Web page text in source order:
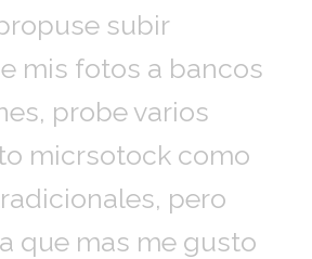
subir
mis fotos a bancos
probe varios
micrsotock como
pero
que mas me gusto